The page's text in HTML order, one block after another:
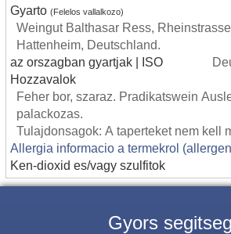
Gyarto (Felelos vallalkozo)
Weingut Balthasar Ress,
Hattenheim, Deutschland.
az orszagban gyartjak | ISO
Hozzavalok
Feher bor, szaraz. Pradikatswein
palackozas.
Tulajdonsagok: A taperteket nem kell
Allergia informacio a termekrol
Ken-dioxid es/vagy szulfitok
Gyors